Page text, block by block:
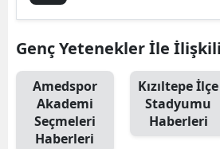
Genç Yetenekler İle
Amedspor
Akademi
Seçmeleri
Haberleri
Kızıltepe İlçe
Stadyumu
Haberleri